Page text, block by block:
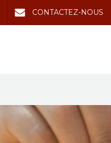
CONTACTEZ-NOUS